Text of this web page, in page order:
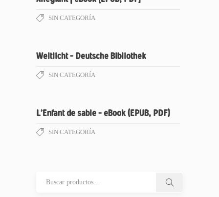
SIN CATEGORÍA
Weltlicht – Deutsche Bibliothek
SIN CATEGORÍA
L’Enfant de sable – eBook (EPUB, PDF)
SIN CATEGORÍA